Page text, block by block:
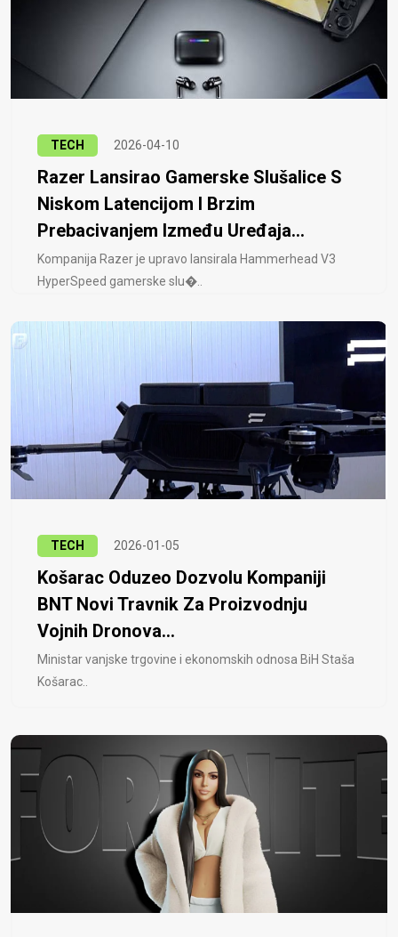
TECH 2026-04-10
Razer Lansirao Gamerske Slušalice S
Niskom Latencijom I Brzim
Prebacivanjem Između Uređaja...
Kompanija Razer je upravo lansirala Hammerhead V3
HyperSpeed ​​gamerske slu�..
TECH 2026-01-05
Košarac Oduzeo Dozvolu Kompaniji
BNT Novi Travnik Za Proizvodnju
Vojnih Dronova...
Ministar vanjske trgovine i ekonomskih odnosa BiH Staša
Košarac..